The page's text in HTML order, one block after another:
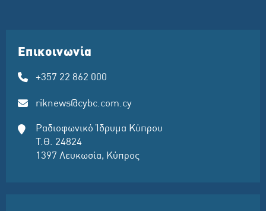
Επικοινωνία
+357 22 862 000
riknews@cybc.com.cy
Ραδιοφωνικό Ίδρυμα Κύπρου
Τ.Θ. 24824
1397 Λευκωσία, Κύπρος